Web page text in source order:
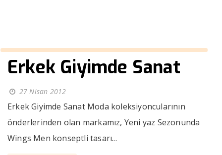
Erkek Giyimde Sanat
27 Nisan 2012
Erkek Giyimde Sanat Moda koleksiyoncularının
önderlerinden olan markamız, Yeni yaz Sezonunda
Wings Men konseptli tasarı...